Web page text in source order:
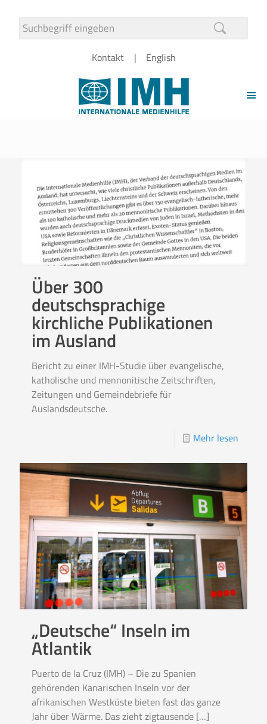
Kontakt English
Über 300
deutschsprachige
kirchliche Publikationen
im Ausland
Bericht zu einer IMH-Studie über evangelische,
katholische und mennonitische Zeitschriften,
Zeitungen und Gemeindebriefe für
Auslandsdeutsche.
Mehr lesen
„Deutsche“ Inseln im
Atlantik
Puerto de la Cruz (IMH) – Die zu Spanien
gehörenden Kanarischen Inseln vor der
afrikanischen Westküste bieten fast das ganze
Jahr über Wärme. Das zieht zigtausende […]